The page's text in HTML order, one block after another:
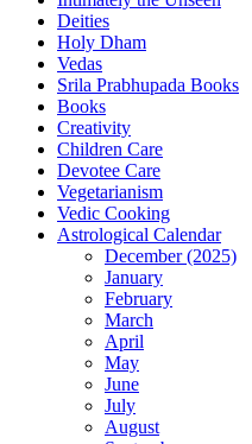
Deities
Holy Dham
Vedas
Srila Prabhupada Books
Books
Creativity
Children Care
Devotee Care
Vegetarianism
Vedic Cooking
Astrological Calendar
December (2025)
January
February
March
April
May
June
July
August